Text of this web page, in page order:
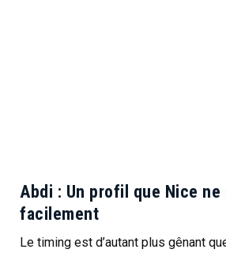
Abdi : Un profil que Nice ne
facilement
Le timing est d’autant plus gênant